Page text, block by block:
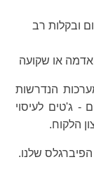
ובקלות רב
או שקועה
הנדרשות
- ג'טים לעיסוי
הלקוח.
שלנו.